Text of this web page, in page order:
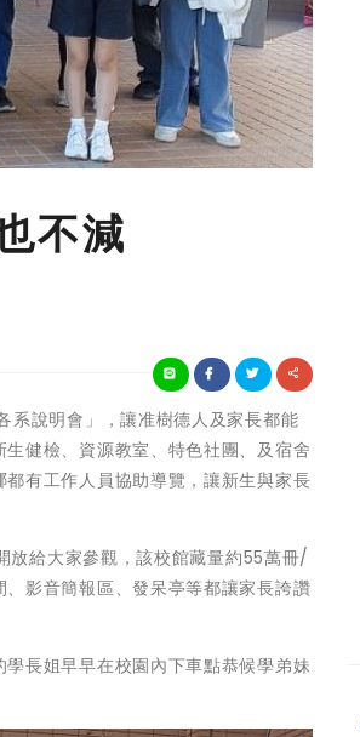
不減
說明會」，讓准樹德人及家長都能
健檢、資源教室、特色社團、及宿舍
有工作人員協助導覽，讓新生與家長
放給大家參觀，該校館藏量約55萬冊/
影音簡報區、發呆亭等都讓家長誇讚
長姐早早在校園內下車點恭候學弟妹